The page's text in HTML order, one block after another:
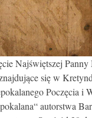
Najświętszej
się w
Poczęcia
autorstwa